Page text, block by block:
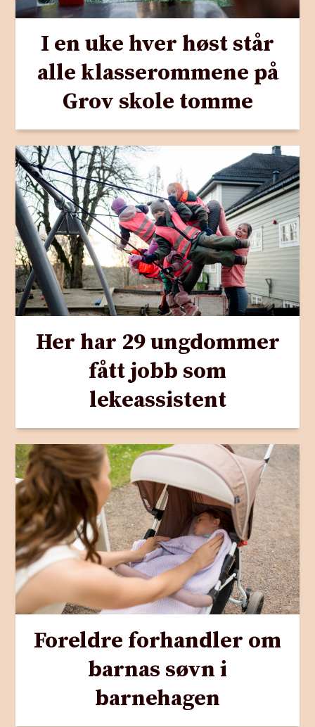
I en uke hver høst står
alle klasserommene på
Grov skole tomme
Her har 29 ungdommer
fått jobb som
lekeassistent
Foreldre forhandler om
barnas søvn i
barnehagen